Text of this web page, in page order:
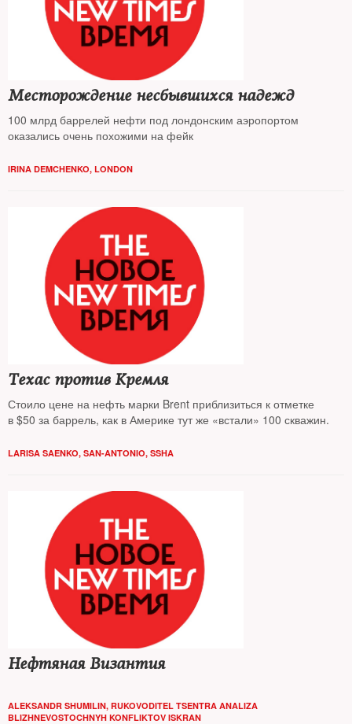
Месторождение несбывшихся надежд
100 млрд баррелей нефти под лондонским аэропортом
оказались очень похожими на фейк
IRINA DEMCHENKO, LONDON
Техас против Кремля
Стоило цене на нефть марки Brent приблизиться к отметке
в $50 за баррель, как в Америке тут же «встали» 100 скважин.
LARISA SAENKO, SAN-ANTONIO, SSHA
Нефтяная Византия
ALEKSANDR SHUMILIN, RUKOVODITEL TSENTRA ANALIZA
BLIZHNEVOSTOCHNYH KONFLIKTOV ISKRAN